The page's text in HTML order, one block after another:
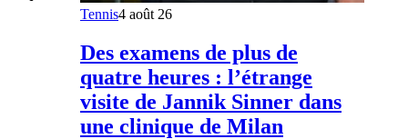
Tennis4 août 26
Des examens de plus de
quatre heures : l’étrange
visite de Jannik Sinner dans
une clinique de Milan